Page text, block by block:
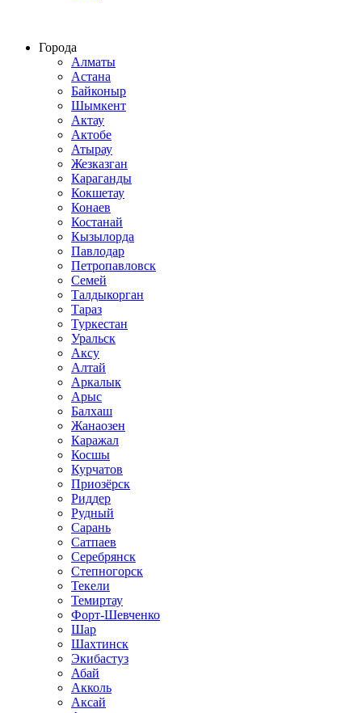
Города
Алматы
Астана
Байконыр
Шымкент
Актау
Актобе
Атырау
Жезказган
Караганды
Кокшетау
Конаев
Костанай
Кызылорда
Павлодар
Петропавловск
Семей
Талдыкорган
Тараз
Туркестан
Уральск
Аксу
Алтай
Аркалык
Арыс
Балхаш
Жанаозен
Каражал
Косшы
Курчатов
Приозёрск
Риддер
Рудный
Сарань
Сатпаев
Серебрянск
Степногорск
Текели
Темиртау
Форт-Шевченко
Шар
Шахтинск
Экибастуз
Абай
Акколь
Аксай